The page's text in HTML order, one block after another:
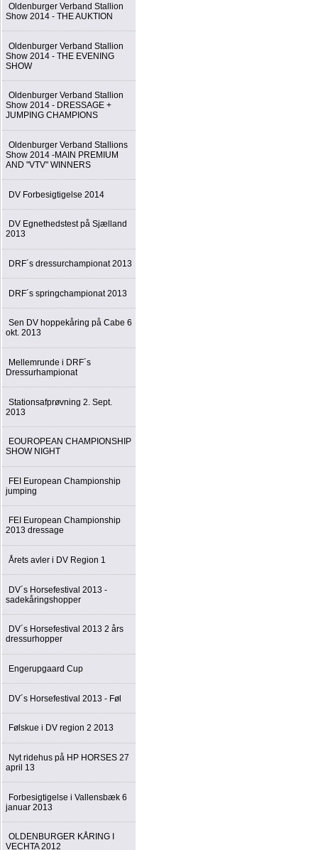
Oldenburger Verband Stallion
Show 2014 - THE AUKTION
Oldenburger Verband Stallion
Show 2014 - THE EVENING
SHOW
Oldenburger Verband Stallion
Show 2014 - DRESSAGE +
JUMPING CHAMPIONS
Oldenburger Verband Stallions
Show 2014 -MAIN PREMIUM
AND "VTV" WINNERS
DV Forbesigtigelse 2014
DV Egnethedstest på Sjælland
2013
DRF´s dressurchampionat 2013
DRF´s springchampionat 2013
Sen DV hoppekåring på Cabe 6
okt. 2013
Mellemrunde i DRF´s
Dressurhampionat
Stationsafprøvning 2. Sept.
2013
EOUROPEAN CHAMPIONSHIP
SHOW NIGHT
FEI European Championship
jumping
FEI European Championship
2013 dressage
Årets avler i DV Region 1
DV´s Horsefestival 2013 -
sadekåringshopper
DV´s Horsefestival 2013 2 års
dressurhopper
Engerupgaard Cup
DV´s Horsefestival 2013 - Føl
Følskue i DV region 2 2013
Nyt ridehus på HP HORSES 27
april 13
Forbesigtigelse i Vallensbæk 6
januar 2013
OLDENBURGER KÅRING I
VECHTA 2012